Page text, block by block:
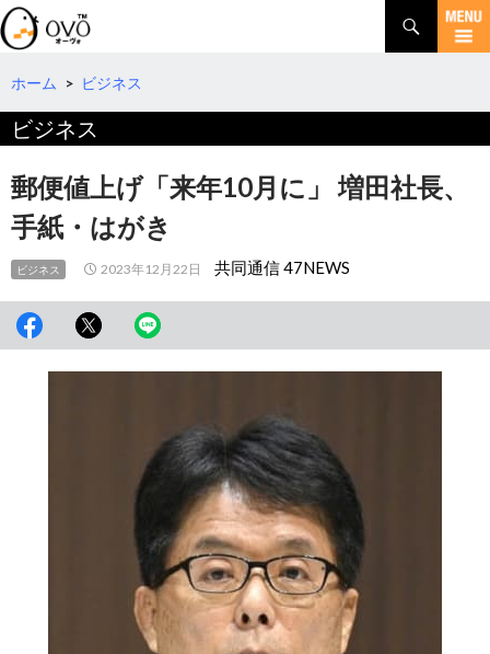
検
索
コ
テ
へ
移
動
ホーム > ビジネス
ビジネス
郵便値上げ「来年10月に」 増田社長、
手紙・はがき
ビジネス 2023年12月22日 共同通信 47NEWS